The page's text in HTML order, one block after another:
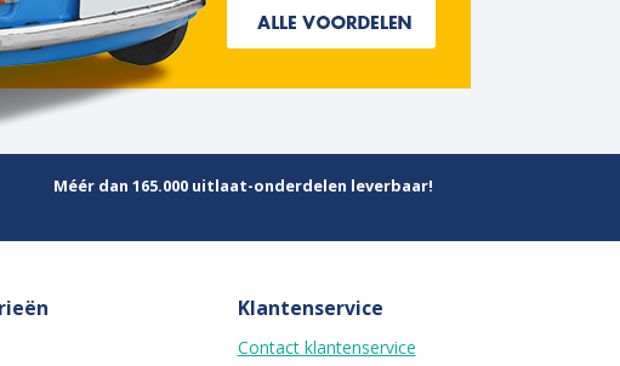
Méér dan 165.000 uitlaat-onderdelen leverbaar!
Klantenservice
Contact klantenservice